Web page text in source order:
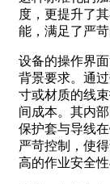
度，更提升了
能，满足了严
设备的操作界
背景要求。通
寸或材质的线
间成本。其内
保护套与导线
严苛控制，使
高的作业安全性